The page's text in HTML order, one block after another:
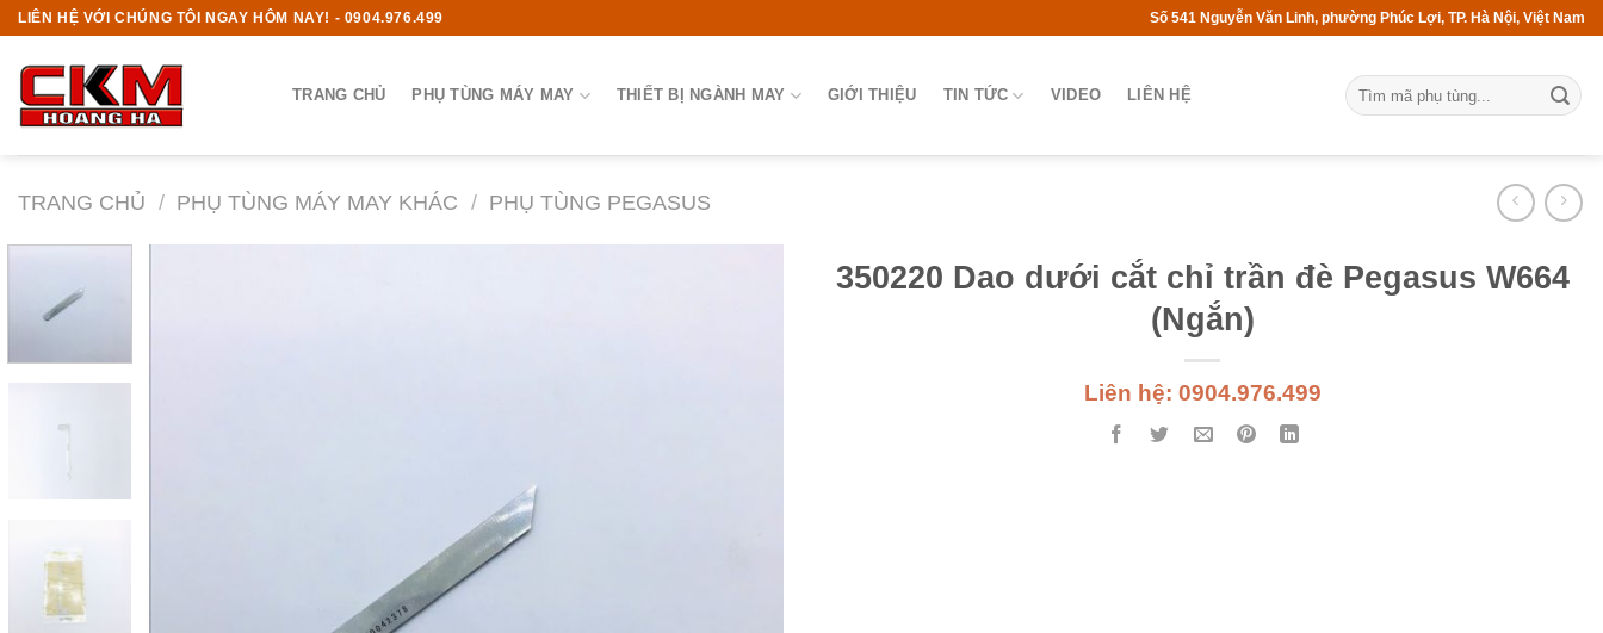
Skip
content
LIÊN HỆ VỚI CHÚNG TÔI NGAY HÔM NAY! - 0904.976.499 Số 541 Nguyễn Văn Linh, phường Phúc Lợi, TP. Hà Nội, Việt Nam
TRANG CHỦ PHỤ TÙNG MÁY MAY THIẾT BỊ NGÀNH MAY GIỚI THIỆU TIN TỨC VIDEO LIÊN HỆ
TRANG CHỦ / PHỤ TÙNG MÁY MAY KHÁC / PHỤ TÙNG PEGASUS
350220 Dao dưới cắt chỉ trần đè Pegasus W664
(Ngắn)
Liên hệ: 0904.976.499